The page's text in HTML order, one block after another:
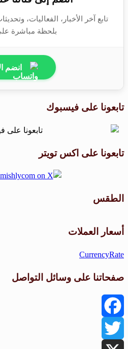
تابع آخر الأخبار، الفعاليات،
بلحظة مباشرة
انضم
تابعونا على فيسبوك
تابعونا على اكس تويتر
الطقس
أسعار العملات
CurrencyRate
صفحاتنا على وسائل التواصل
Facebook